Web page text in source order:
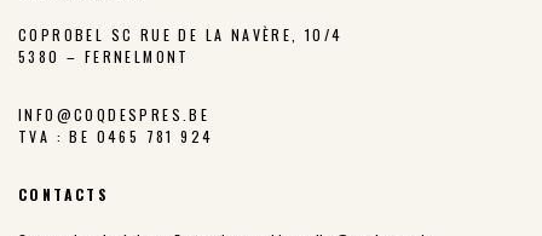
COPROBEL SC RUE DE LA NAVÈRE, 10/4
5380 – FERNELMONT
INFO@COQDESPRES.BE
TVA : BE 0465 781 924
CONTACTS